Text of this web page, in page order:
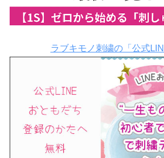
ラブキモノ刺繍の「公式